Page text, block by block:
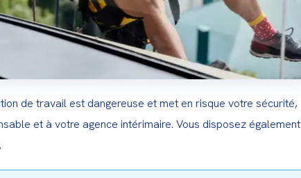
de travail est dangereuse et met en risque votre sécurité,
et à votre agence intérimaire. Vous disposez également